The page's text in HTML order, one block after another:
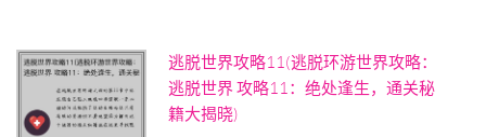
逃脱世界攻略11(逃脱环游世界攻略：
逃脱世界 攻略11：绝处逢生，通关秘
籍大揭晓)